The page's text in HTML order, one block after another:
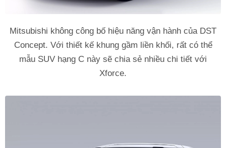
Mitsubishi không công bố hiệu năng vận hành của DST
Concept. Với thiết kế khung gầm liền khối, rất có thể
mẫu SUV hạng C này sẽ chia sẻ nhiều chi tiết với
Xforce.